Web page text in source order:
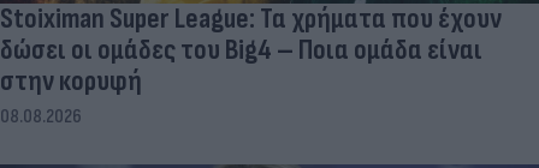
Stoiximan Super League: Τα χρήματα που έχουν
δώσει οι ομάδες του Big4 – Ποια ομάδα είναι
στην κορυφή
08.08.2026